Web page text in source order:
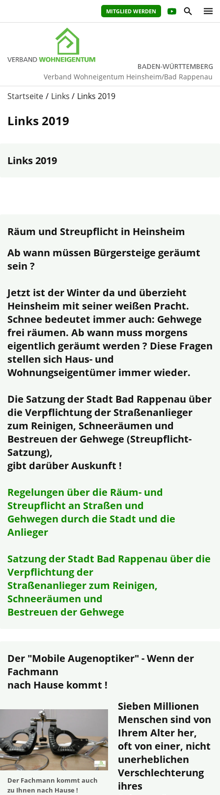
MITGLIED WERDEN
Verband Wohneigentum Heinsheim/Bad Rappenau
Startseite Links Links 2019
Links 2019
Links 2019
Räum und Streupflicht in Heinsheim
Ab wann müssen Bürgersteige geräumt
sein ?
Jetzt ist der Winter da und überzieht
Heinsheim mit seiner weißen Pracht.
Schnee bedeutet immer auch: Gehwege
frei räumen. Ab wann muss morgens
eigentlich geräumt werden ? Diese Fragen
stellen sich Haus- und
Wohnungseigentümer immer wieder.
Die Satzung der Stadt Bad Rappenau über
die Verpflichtung der Straßenanlieger
zum Reinigen, Schneeräumen und
Bestreuen der Gehwege (Streupflicht-
Satzung),
gibt darüber Auskunft !
Regelungen über die Räum- und
Streupflicht an Straßen und
Gehwegen durch die Stadt und die
Anlieger
Satzung der Stadt Bad Rappenau über die
Verpflichtung der
Straßenanlieger zum Reinigen,
Schneeräumen und
Bestreuen der Gehwege
Der "Mobile Augenoptiker" - Wenn der
Fachmann
nach Hause kommt !
Der Fachmann kommt auch
zu Ihnen nach Hause !
Sieben Millionen
Menschen sind von
Ihrem Alter her,
oft von einer, nicht
unerheblichen
Verschlechterung
ihres